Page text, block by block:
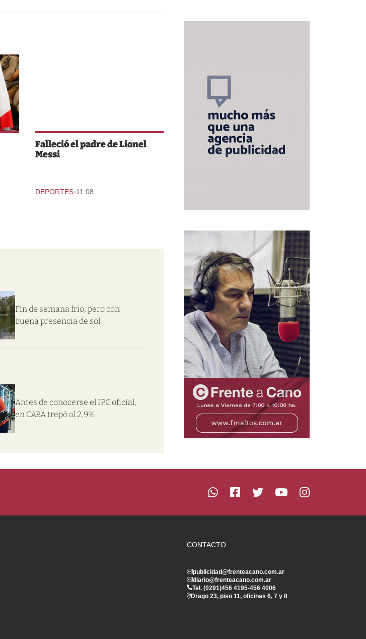
Falleció el padre de Lionel
Messi
DEPORTES-11:08
Fin de semana frío, pero con
buena presencia de sol
Antes de conocerse el IPC oficial,
en CABA trepó al 2,9%
CONTACTO
publicidad@frenteacano.com.ar
diario@frenteacano.com.ar
Tel. (0291)456 4195-456 4006
Drago 23, piso 11, oficinas 6, 7 y 8